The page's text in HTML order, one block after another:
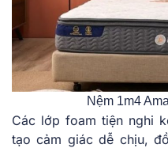
Nệm 1m4
Các lớp foam tiện nghi
tạo cảm giác dễ chịu,